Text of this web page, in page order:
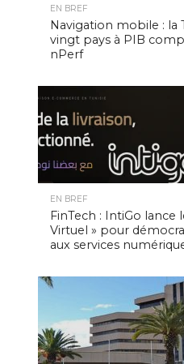
EN BREF
Navigation mobile : la
vingt pays à PIB
nPerf
EN BREF
FinTech : IntiGo lance
Virtuel » pour
aux services